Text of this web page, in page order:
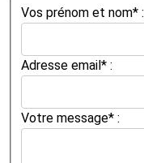
Vos prénom et nom* :
Adresse email* :
Votre message* :